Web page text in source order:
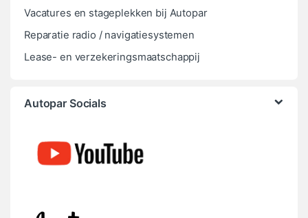
Vacatures en stageplekken bij Autopar
Reparatie radio / navigatiesystemen
Lease- en verzekeringsmaatschappij
Autopar Socials